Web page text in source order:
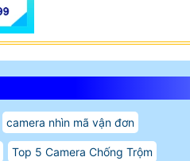
camera nhìn mã vận đơn
Top 5 Camera Chống Trộm